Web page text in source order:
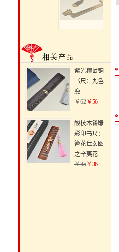
紫光檀嵌铜
书尺：九色
鹿
￥62￥56
酸枝木镂雕
彩印书尺：
簪花仕女图
之辛夷花
￥45￥36